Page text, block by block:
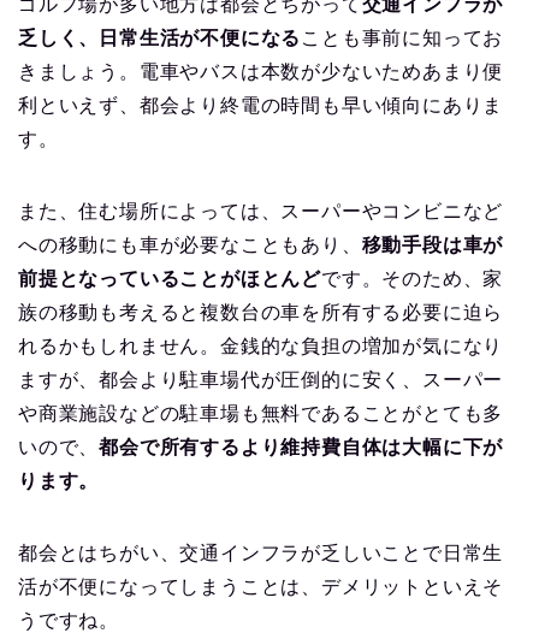
ゴルフ場が多い地方は都会とちがって交通インフラが
乏しく、日常生活が不便になる ことも事前に知ってお
きましょう。電車やバスは本数が少ないためあまり便
利といえず、都会より終電の時間も早い傾向にありま
す。
また、住む場所によっては、スーパーやコンビニなど
への移動にも車が必要なこともあり、 移動手段は車が
前提となっていることがほとんどです。そのため、家
族の移動も考えると複数台の車を所有する必要に迫ら
れるかもしれません。金銭的な負担の増加が気になり
ますが、都会より駐車場代が圧倒的に安く、スーパー
や商業施設などの駐車場も無料であることがとても多
いので、都会で所有するより維持費自体は大幅に下が
ります。
都会とはちがい、交通インフラが乏しいことで日常生
活が不便になってしまうことは、デメリットといえそ
うですね。